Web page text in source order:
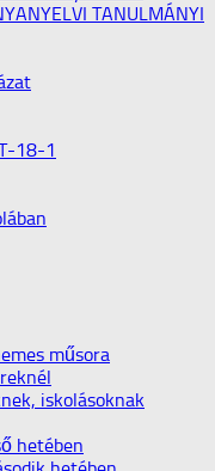
TANULMÁNYI
18-1
műsora
iskolásoknak
hetében